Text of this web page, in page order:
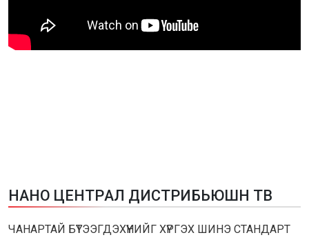
НАН О Ц Е Н ТРАЛ Д И СТРИ Б Ь ЮШ Н ТВ
ЧАНАРТАЙ БҮТЭЭГДЭХҮҮНИЙГ ХҮРГЭХ ШИНЭ СТАНДАРТ